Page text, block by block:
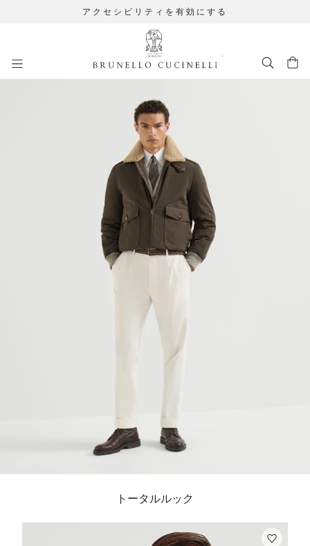
アクセシビリティを有効にする
メインコンテンツに移動します
262MOUTFIT6
トータルルック